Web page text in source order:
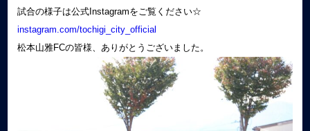
試合の様子は公式Instagramをご覧ください☆
instagram.com/tochigi_city_official
松本山雅FCの皆様、ありがとうございました。